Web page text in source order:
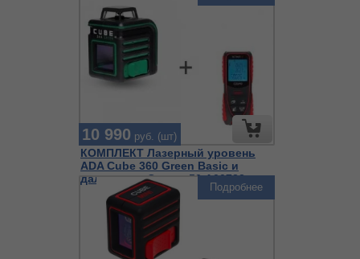
КОМПЛЕКТ Лазерный уровень
ADA Cube 360 Green Basic и
дальномер Cosmo 50 А00732
10 990 руб. (шт)
Подробнее